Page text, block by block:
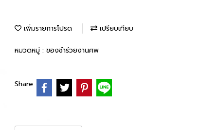
เพิ่มรายการโปรด เปรียบเทียบ
หมวดหมู่ : ของชำร่วยงานศพ
Share